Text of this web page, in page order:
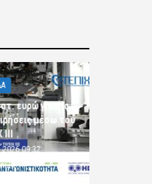
ευρώ για τις
μέσω του
09:32